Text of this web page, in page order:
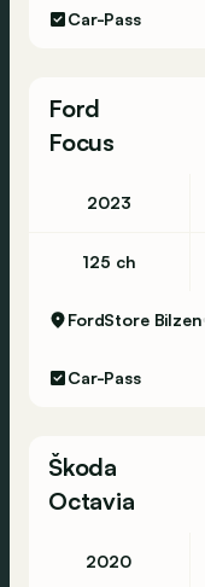
Car-Pass
Ford
Focus
2023
125 ch
FordStore Bilzen
Car-Pass
Škoda
Octavia
2020